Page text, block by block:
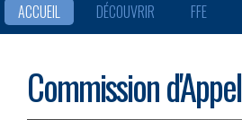
ACCUEIL DÉCOUVRIR FFE
Commission d'Appel